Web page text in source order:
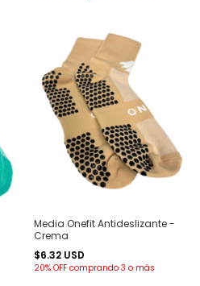
Media Onefit Antideslizante -
Crema
$6.32 USD
20% OFF comprando 3 o más